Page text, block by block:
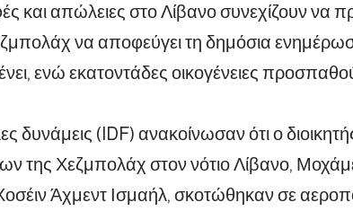
και απώλειες στο Λίβανο συνεχίζουν να
να αποφεύγει τη δημόσια
ενώ εκατοντάδες οικογένειες
δυνάμεις (IDF) ανακοίνωσαν ότι ο
της Χεζμπολάχ στον νότιο Λίβανο,
Άχμεντ Ισμαήλ, σκοτώθηκαν σε